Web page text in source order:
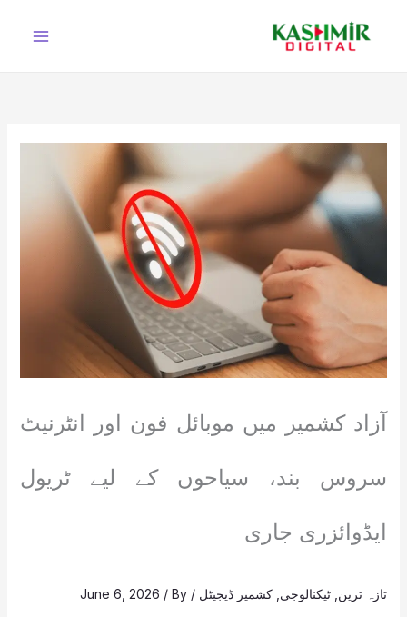
آزاد کشمیر میں موبائل فون اور انٹرنیٹ
سروس بند، سیاحوں کے لیے ٹریول
ایڈوائزری جاری
تازہ ترین ٹیکنالوجی کشمیر ڈیجیٹل /
June 6, 2026 / By